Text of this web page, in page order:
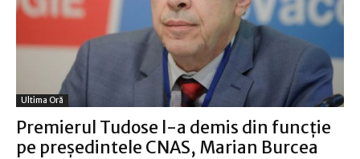
Ultima Oră
Premierul Tudose l-a demis din funcţie
pe preşedintele CNAS, Marian Burcea